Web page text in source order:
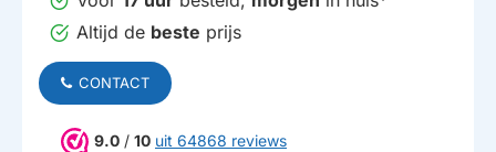
Altijd de beste prijs
CONTACT
9.0 / 10 uit 64868 reviews